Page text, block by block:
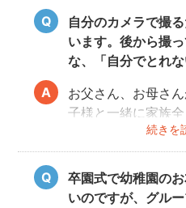
自分のカメラで撮
います。後から撮
な、「自分でとれ
続きを
お父さん、お母さ
子様と一緒に家族
んし、プロの機材
ィもあります。
10年後、20年後に
たと思っていただ
卒園式で幼稚園の
いのですが、グル